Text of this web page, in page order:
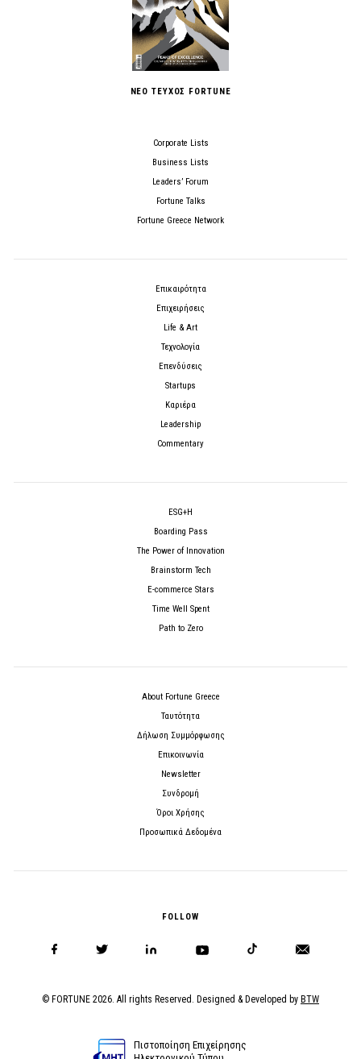
ΝΕΟ ΤΕΥΧΟΣ FORTUNE
Corporate Lists
Business Lists
Leaders’ Forum
Fortune Talks
Fortune Greece Network
Επικαιρότητα
Επιχειρήσεις
Life & Art
Τεχνολογία
Επενδύσεις
Startups
Καριέρα
Leadership
Commentary
ESG+H
Boarding Pass
The Power of Innovation
Brainstorm Tech
E-commerce Stars
Time Well Spent
Path to Zero
About Fortune Greece
Ταυτότητα
Δήλωση Συμμόρφωσης
Επικοινωνία
Newsletter
Συνδρομή
Όροι Χρήσης
Προσωπικά Δεδομένα
FOLLOW
© FORTUNE 2026. All rights Reserved. Designed & Developed by BTW
Πιστοποίηση Επιχείρησης